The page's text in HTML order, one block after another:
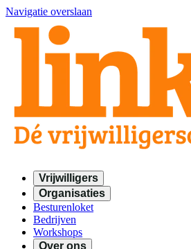
Navigatie overslaan
Vrijwilligers
Organisaties
Besturenloket
Bedrijven
Workshops
Over ons